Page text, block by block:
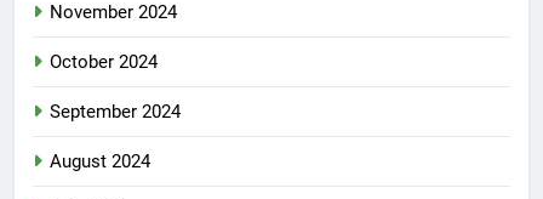
November 2024
October 2024
September 2024
August 2024